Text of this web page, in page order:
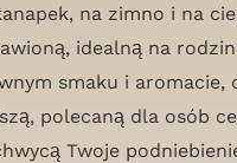
na zimno i na
idealną na
smaku i aromacie,
polecaną dla osób
Twoje